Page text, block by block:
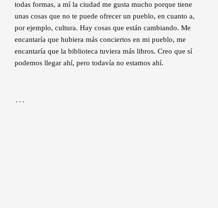
todas formas, a mí la ciudad me gusta mucho porque tiene
unas cosas que no te puede ofrecer un pueblo, en cuanto a,
por ejemplo, cultura. Hay cosas que están cambiando. Me
encantaría que hubiera más conciertos en mi pueblo, me
encantaría que la biblioteca tuviera más libros. Creo que sí
podemos llegar ahí, pero todavía no estamos ahí.
…